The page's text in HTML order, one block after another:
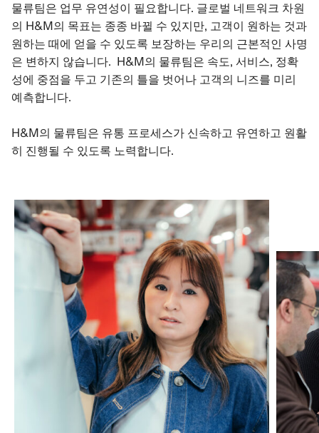
물류팀은 업무 유연성이 필요합니다. 글로벌 네트워크 차원
의 H&M의 목표는 종종 바뀔 수 있지만, 고객이 원하는 것과
원하는 때에 얻을 수 있도록 보장하는 우리의 근본적인 사명
은 변하지 않습니다. H&M의 물류팀은 속도, 서비스, 정확
성에 중점을 두고 기존의 틀을 벗어나 고객의 니즈를 미리
예측합니다.
H&M의 물류팀은 유통 프로세스가 신속하고 유연하고 원활
히 진행될 수 있도록 노력합니다.